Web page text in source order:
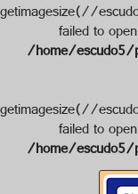
getimagesize(//
failed to
/home/escudo5/
getimagesize(//
failed to
/home/escudo5/